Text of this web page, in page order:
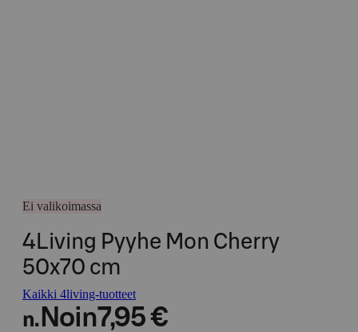
Ei valikoimassa
4Living Pyyhe Mon Cherry
50x70 cm
Kaikki 4living-tuotteet
n. Noin7,95 €